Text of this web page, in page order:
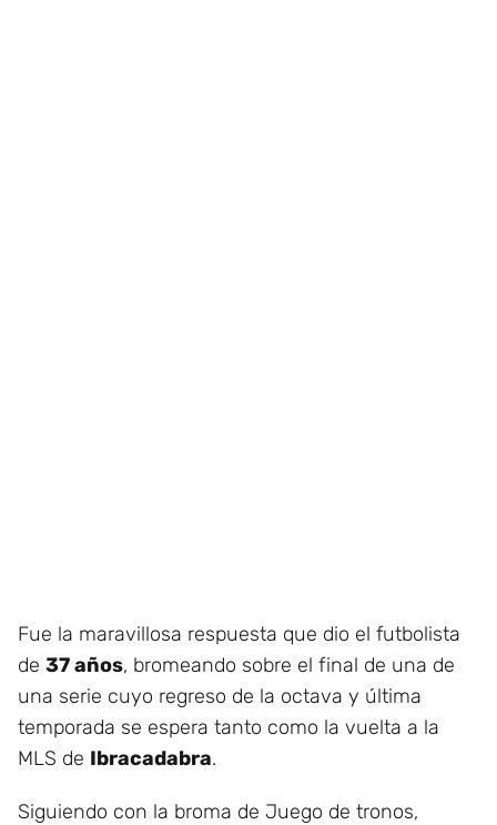
Fue la maravillosa respuesta que dio el futbolista
de 37 años, bromeando sobre el final de una de
una serie cuyo regreso de la octava y última
temporada se espera tanto como la vuelta a la
MLS de Ibracadabra.
Siguiendo con la broma de Juego de tronos,